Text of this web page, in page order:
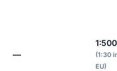
—
1:500
(1:30
EU)